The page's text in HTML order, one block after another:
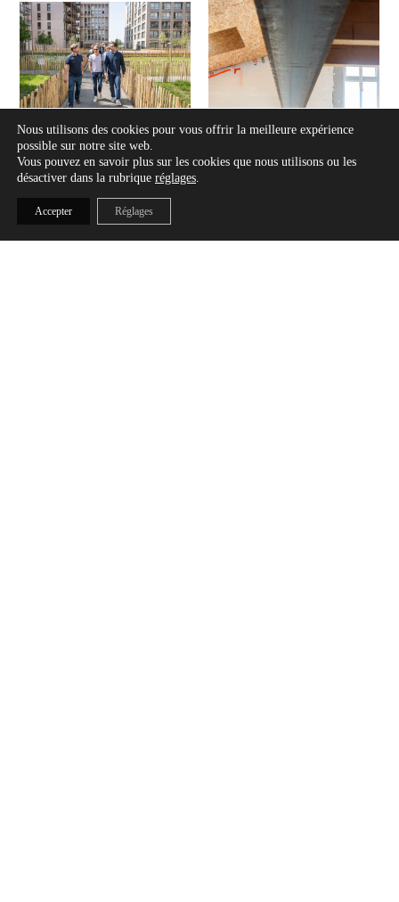
Nous utilisons des cookies pour vous offrir la meilleure expérience
possible sur notre site web.
Vous pouvez en savoir plus sur les cookies que nous utilisons ou les
désactiver dans la rubrique réglages.
Accepter Réglages